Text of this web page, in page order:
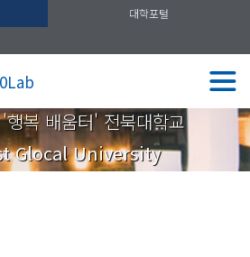
대학포털
복 배움터' 전북대학교
Glocal University